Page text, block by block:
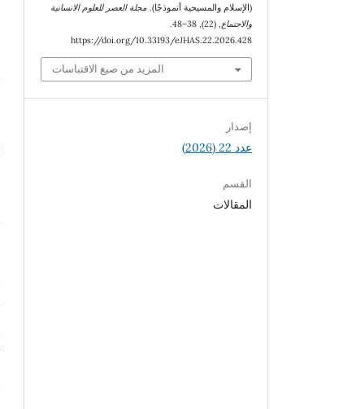
(الإسلام والمسيحية أنموذجًا).مجلة العصر للعلوم الانسانية
والاجتماع
, (22), 38–48.
https://doi.org/10.33193/eJHAS.22.2026.428
المزيد من صيغ الاقتباسات
إصدار
عدد 22 (2026)
القسم
المقالات